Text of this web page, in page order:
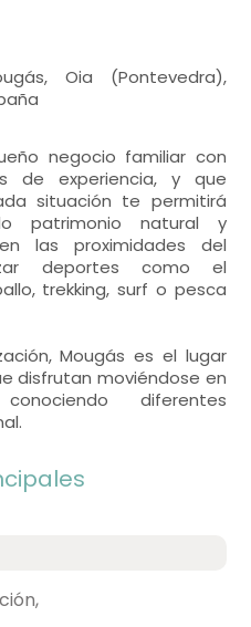
Oia (Pontevedra),
negocio familiar con
de experiencia, y que
situación te permitirá
patrimonio natural y
las proximidades del
deportes como el
trekking, surf o pesca
Mougás es el lugar
disfrutan moviéndose en
diferentes